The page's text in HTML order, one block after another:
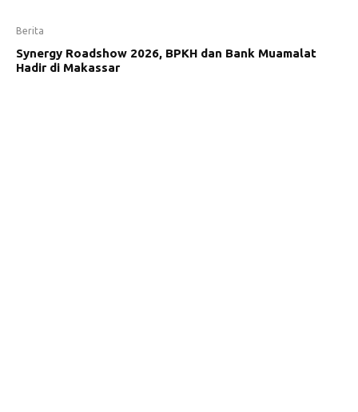
Berita
Synergy Roadshow 2026, BPKH dan Bank Muamalat
Hadir di Makassar